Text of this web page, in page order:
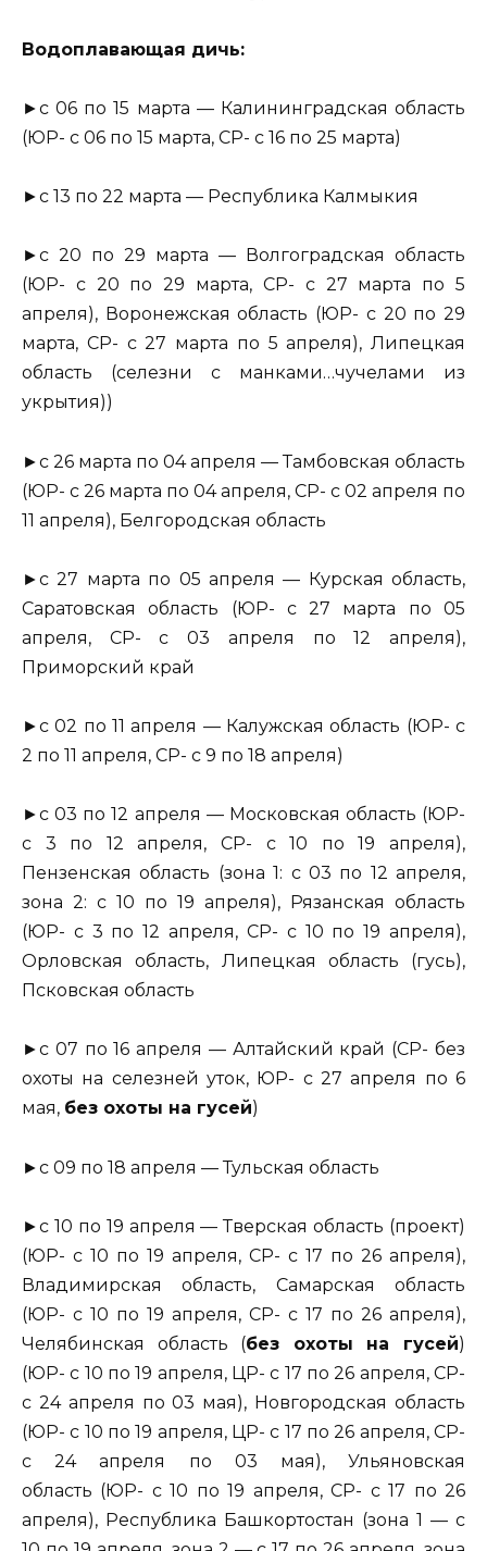
Водоплавающая дичь:
►с 06 по 15 марта — Калининградская область
(ЮР- с 06 по 15 марта, СР- с 16 по 25 марта)
►с 13 по 22 марта — Республика Калмыкия
►с 20 по 29 марта — Волгоградская область
(ЮР- с 20 по 29 марта, СР- с 27 марта по 5
апреля), Воронежская область (ЮР- с 20 по 29
марта, СР- с 27 марта по 5 апреля), Липецкая
область (селезни с манками…чучелами из
укрытия))
►с 26 марта по 04 апреля — Тамбовская область
(ЮР- с 26 марта по 04 апреля, СР- с 02 апреля по
11 апреля), Белгородская область
►с 27 марта по 05 апреля — Курская область,
Саратовская область (ЮР- с 27 марта по 05
апреля, СР- с 03 апреля по 12 апреля),
Приморский край
►с 02 по 11 апреля — Калужская область (ЮР- с
2 по 11 апреля, СР- с 9 по 18 апреля)
►с 03 по 12 апреля — Московская область (ЮР-
с 3 по 12 апреля, СР- с 10 по 19 апреля),
Пензенская область (зона 1: с 03 по 12 апреля,
зона 2: с 10 по 19 апреля), Рязанская область
(ЮР- с 3 по 12 апреля, СР- с 10 по 19 апреля),
Орловская область, Липецкая область (гусь),
Псковская область
►с 07 по 16 апреля — Алтайский край (СР- без
охоты на селезней уток, ЮР- с 27 апреля по 6
мая, без охоты на гусей)
►с 09 по 18 апреля — Тульская область
►с 10 по 19 апреля — Тверская область (проект)
(ЮР- с 10 по 19 апреля, СР- с 17 по 26 апреля),
Владимирская область, Самарская область
(ЮР- с 10 по 19 апреля, СР- с 17 по 26 апреля),
Челябинская область (без охоты на гусей)
(ЮР- с 10 по 19 апреля, ЦР- с 17 по 26 апреля, СР-
с 24 апреля по 03 мая), Новгородская область
(ЮР- с 10 по 19 апреля, ЦР- с 17 по 26 апреля, СР-
с 24 апреля по 03 мая), Ульяновская
область (ЮР- с 10 по 19 апреля, СР- с 17 по 26
апреля), Республика Башкортостан (зона 1 — с